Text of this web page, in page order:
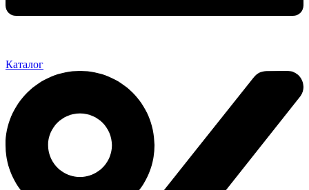
Каталог